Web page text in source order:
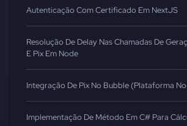
Autenticação Com Certificado Em NextJS
Resolução De Delay Nas Chamadas De
E Pix Em Node
Integração De Pix No Bubble (Plataforma
Implementação De Método Em C# Para